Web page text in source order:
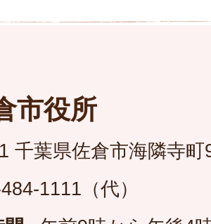
市役所
千葉県佐倉市海隣寺町
1111（代）